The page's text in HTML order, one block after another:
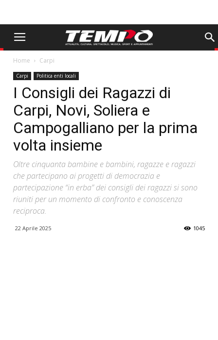
Home Carpi
Carpi Politica enti locali
I Consigli dei Ragazzi di
Carpi, Novi, Soliera e
Campogalliano per la prima
volta insieme
Oltre cinquanta bambine e bambini, ragazze e ragazzi
che partecipano ai progetti di democrazia e
partecipazione “in erba” dei consigli dei ragazzi si sono
riuniti per un momento di confronto e conoscenza
reciproca.
22 Aprile 2025 1045